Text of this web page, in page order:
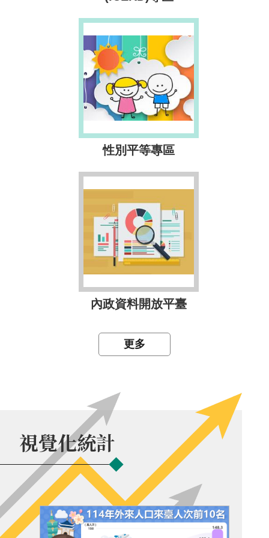
性別平等專區
內政資料開放平臺
更多
視覺化統計